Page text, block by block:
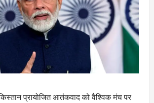
प्रायोजित आतंकवाद को वैश्विक मंच पर